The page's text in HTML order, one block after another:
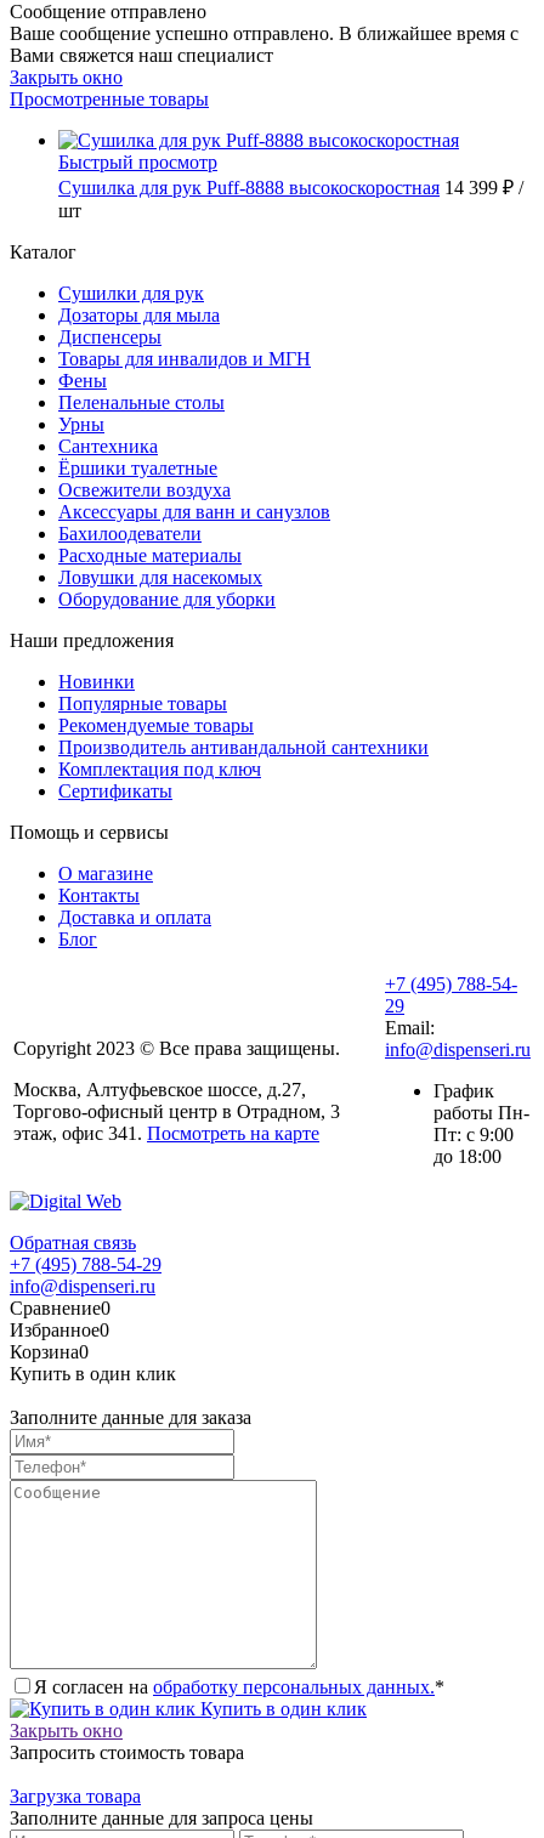
Сообщение отправлено
Ваше сообщение успешно отправлено. В ближайшее время с
Вами свяжется наш специалист
Закрыть окно
Просмотренные товары
Быстрый просмотр
Сушилка для рук Puff-8888 высокоскоростная 14 399 ₽ /
шт
Каталог
Сушилки для рук
Дозаторы для мыла
Диспенсеры
Товары для инвалидов и МГН
Фены
Пеленальные столы
Урны
Сантехника
Ёршики туалетные
Освежители воздуха
Аксессуары для ванн и санузлов
Бахилоодеватели
Расходные материалы
Ловушки для насекомых
Оборудование для уборки
Наши предложения
Новинки
Популярные товары
Рекомендуемые товары
Производитель антивандальной сантехники
Комплектация под ключ
Сертификаты
Помощь и сервисы
О магазине
Контакты
Доставка и оплата
Блог
Copyright 2023 © Все права защищены.
Москва, Алтуфьевское шоссе, д.27,
Торгово-офисный центр в Отрадном, 3
этаж, офис 341. Посмотреть на карте
+7 (495) 788-54-
29
Email:
info@dispenseri.ru
График
работы Пн-
Пт: с 9:00
до 18:00
Обратная связь
+7 (495) 788-54-29
info@dispenseri.ru
Сравнение0
Избранное0
Корзина0
Купить в один клик
Заполните данные для заказа
Я согласен на обработку персональных данных.*
Купить в один клик
Закрыть окно
Запросить стоимость товара
Загрузка товара
Заполните данные для запроса цены